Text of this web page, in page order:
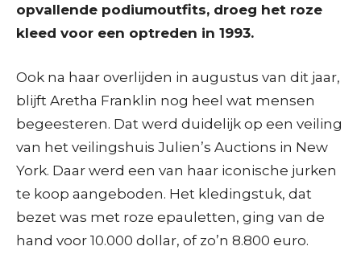
opvallende podiumoutfits, droeg het roze
kleed voor een optreden in 1993.
Ook na haar overlijden in augustus van dit jaar,
blijft Aretha Franklin nog heel wat mensen
begeesteren. Dat werd duidelijk op een veiling
van het veilingshuis Julien’s Auctions in New
York. Daar werd een van haar iconische jurken
te koop aangeboden. Het kledingstuk, dat
bezet was met roze epauletten, ging van de
hand voor 10.000 dollar, of zo’n 8.800 euro.